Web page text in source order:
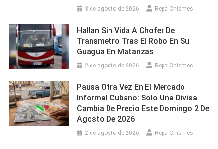
3 de agosto de 2026 Repa Chismes
Hallan Sin Vida A Chofer De
Transmetro Tras El Robo En Su
Guagua En Matanzas
2 de agosto de 2026 Repa Chismes
Pausa Otra Vez En El Mercado
Informal Cubano: Solo Una Divisa
Cambia De Precio Este Domingo 2 De
Agosto De 2026
2 de agosto de 2026 Repa Chismes